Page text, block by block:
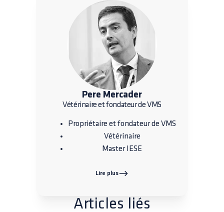
Pere Mercader
Vétérinaire et fondateur de VMS
Propriétaire et fondateur de VMS
Vétérinaire
Master IESE
Lire plus
Articles liés